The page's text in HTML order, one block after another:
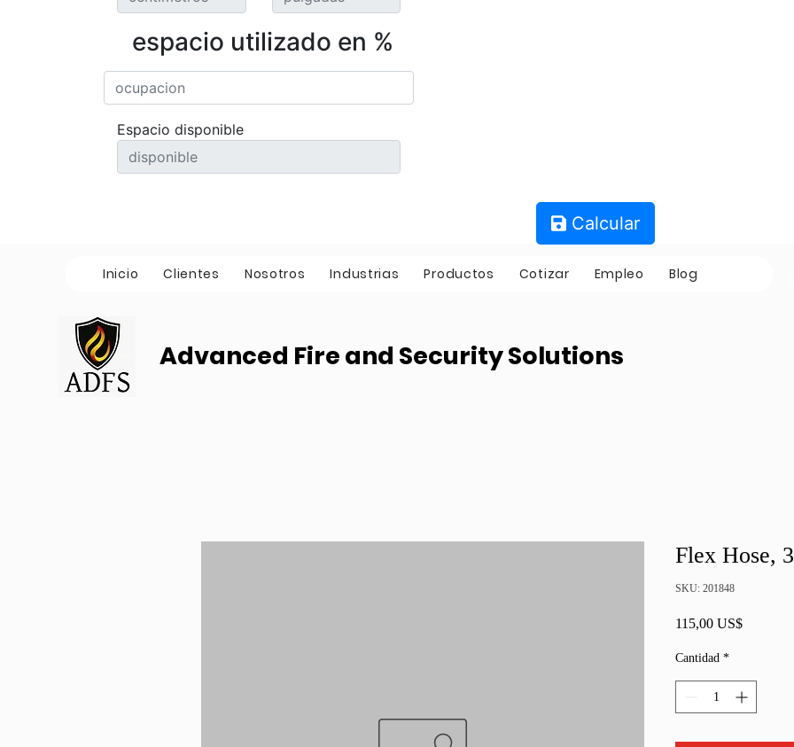
espacio utilizado en %
Espacio disponible
Calcular
Inicio Clientes Nosotros Industrias Productos Cotizar Empleo Blog
Advanced Fire and Security Solutions
Flex Hose,
SKU: 201848
115,00 US$Precio
Cantidad *